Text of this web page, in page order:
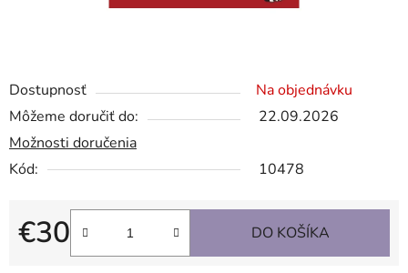
Dostupnosť
Na objednávku
Môžeme doručiť do:
22.09.2026
Možnosti doručenia
Kód:
10478
€30
Jednotková cena:
DO KOŠÍKA